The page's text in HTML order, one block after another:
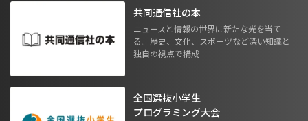
共同通信社の本
ニュースと情報の世界に新たな光を当て
る。歴史、文化、スポーツなど深い知識と
独自の視点で構成
全国選抜小学生
プログラミング大会